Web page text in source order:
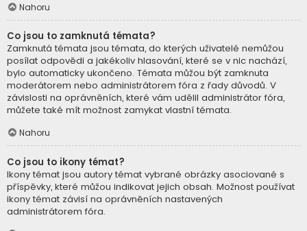
Nahoru
Co jsou to zamknutá témata?
Zamknutá témata jsou témata, do kterých uživatelé nemůžou
posílat odpovědi a jakékoliv hlasování, které se v nic nachází,
bylo automaticky ukončeno. Témata můžou být zamknuta
moderátorem nebo administrátorem fóra z řady důvodů. V
závislosti na oprávněních, které vám udělil administrátor fóra,
můžete také mít možnost zamykat vlastní témata.
Nahoru
Co jsou to ikony témat?
Ikony témat jsou autory témat vybrané obrázky asociované s
příspěvky, které můžou indikovat jejich obsah. Možnost používat
ikony témat závisí na oprávněních nastavených
administrátorem fóra.